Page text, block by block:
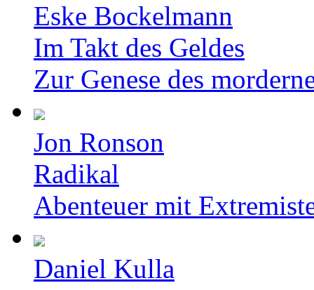
Eske Bockelmann
Im Takt des Geldes
Zur Genese des
Jon Ronson
Radikal
Abenteuer mit
Daniel Kulla